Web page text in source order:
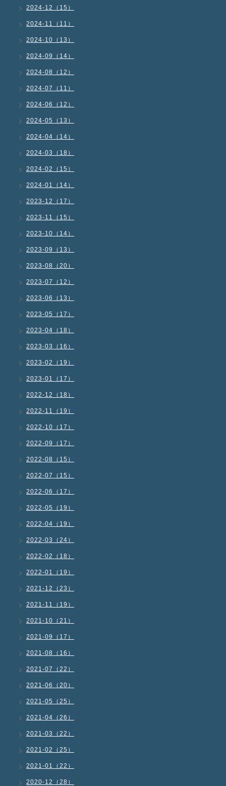
2024-12（15）
2024-11（11）
2024-10（13）
2024-09（14）
2024-08（12）
2024-07（11）
2024-06（12）
2024-05（13）
2024-04（14）
2024-03（18）
2024-02（15）
2024-01（14）
2023-12（17）
2023-11（15）
2023-10（14）
2023-09（13）
2023-08（20）
2023-07（12）
2023-06（13）
2023-05（17）
2023-04（18）
2023-03（16）
2023-02（19）
2023-01（17）
2022-12（18）
2022-11（19）
2022-10（17）
2022-09（17）
2022-08（15）
2022-07（15）
2022-06（17）
2022-05（19）
2022-04（19）
2022-03（24）
2022-02（18）
2022-01（19）
2021-12（23）
2021-11（19）
2021-10（21）
2021-09（17）
2021-08（16）
2021-07（22）
2021-06（20）
2021-05（25）
2021-04（26）
2021-03（22）
2021-02（25）
2021-01（22）
2020-12（28）